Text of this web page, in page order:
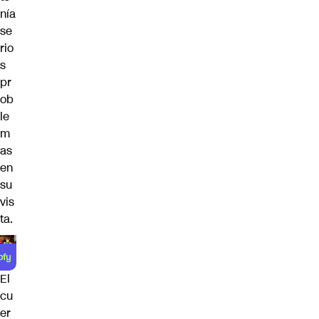
nía
se
rio
s
pr
ob
le
m
as
en
su
vis
ta.
El
cu
er